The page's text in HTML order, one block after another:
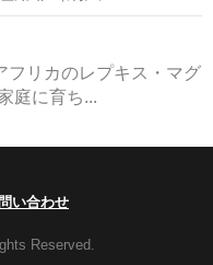
フリカのレプキス・マグ
庭に育ち...
い合わせ
Reserved.